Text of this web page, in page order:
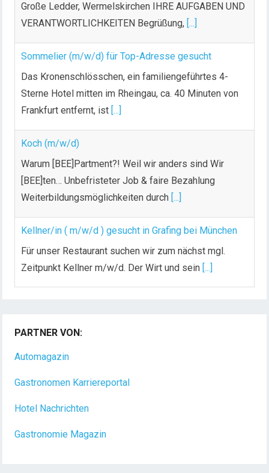
Große Ledder, Wermelskirchen IHRE AUFGABEN UND
VERANTWORTLICHKEITEN Begrüßung, [...]
Sommelier (m/w/d) für Top-Adresse gesucht
Das Kronenschlösschen, ein familiengeführtes 4-
Sterne Hotel mitten im Rheingau, ca. 40 Minuten von
Frankfurt entfernt, ist [...]
Koch (m/w/d)
Warum [BEE]Partment?! Weil wir anders sind Wir
[BEE]ten… Unbefristeter Job & faire Bezahlung
Weiterbildungsmöglichkeiten durch [...]
Kellner/in ( m/w/d ) gesucht in Grafing bei München
Für unser Restaurant suchen wir zum nächst mgl.
Zeitpunkt Kellner m/w/d. Der Wirt und sein [...]
Dein Arbeitsplatz mit Urlaubsfeeling Chef de Rang
(m/w/d) Du bist Gastgeber aus Leidenschaft und
PARTNER VON:
Automagazin
Gastronomen Karriereportal
Hotel Nachrichten
Gastronomie Magazin